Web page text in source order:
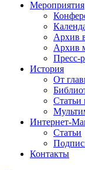
Мероприятия
Архив
Архив
Пресс-
История
От
Статьи
Интернет-
Статьи
Контакты